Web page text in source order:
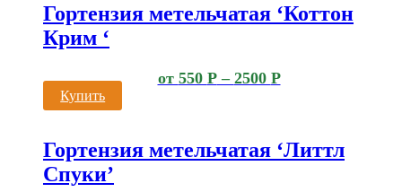
Гортензия метельчатая ‘Коттон
Крим ‘
от 550 Р– 2500 Р
Купить
Гортензия метельчатая ‘Литтл
Спуки’